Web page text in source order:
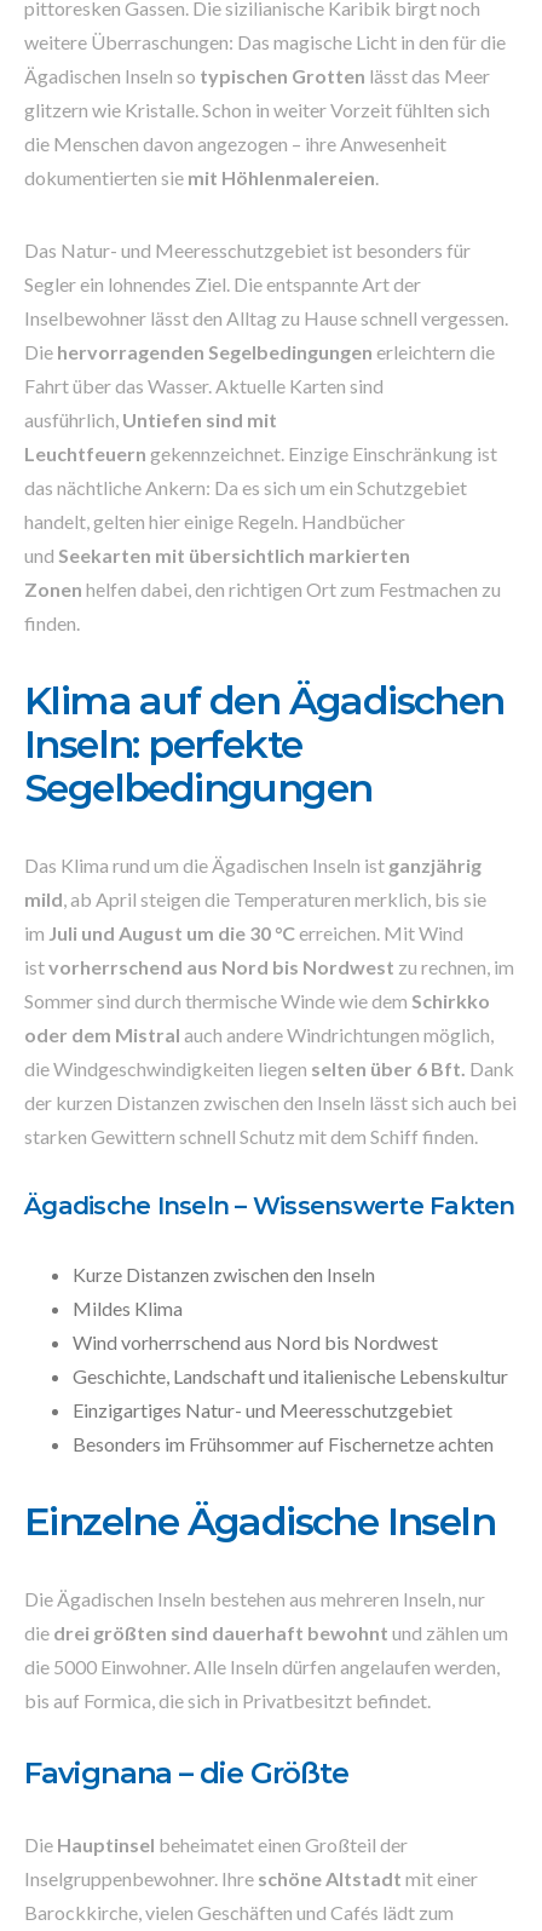
pittoresken Gassen. Die sizilianische Karibik birgt noch
weitere Überraschungen: Das magische Licht in den für die
Ägadischen Inseln so typischen Grotten lässt das Meer
glitzern wie Kristalle. Schon in weiter Vorzeit fühlten sich
die Menschen davon angezogen – ihre Anwesenheit
dokumentierten sie mit Höhlenmalereien.
Das Natur- und Meeresschutzgebiet ist besonders für
Segler ein lohnendes Ziel. Die entspannte Art der
Inselbewohner lässt den Alltag zu Hause schnell vergessen.
Die hervorragenden Segelbedingungen erleichtern die
Fahrt über das Wasser. Aktuelle Karten sind
ausführlich, Untiefen sind mit
Leuchtfeuern gekennzeichnet. Einzige Einschränkung ist
das nächtliche Ankern: Da es sich um ein Schutzgebiet
handelt, gelten hier einige Regeln. Handbücher
und Seekarten mit übersichtlich markierten
Zonen helfen dabei, den richtigen Ort zum Festmachen zu
finden.
Klima auf den Ägadischen
Inseln: perfekte
Segelbedingungen
Das Klima rund um die Ägadischen Inseln ist ganzjährig
mild, ab April steigen die Temperaturen merklich, bis sie
im Juli und August um die 30 °Cerreichen. Mit Wind
istvorherrschend aus Nord bis Nordwest zu rechnen, im
Sommer sind durch thermische Winde wie dem Schirkko
oder dem Mistral auch andere Windrichtungen möglich,
die Windgeschwindigkeiten liegen selten über 6 Bft. Dank
der kurzen Distanzen zwischen den Inseln lässt sich auch bei
starken Gewittern schnell Schutz mit dem Schiff finden.
Ägadische Inseln – Wissenswerte Fakten
Kurze Distanzen zwischen den Inseln
Mildes Klima
Wind vorherrschend aus Nord bis Nordwest
Geschichte, Landschaft und italienische Lebenskultur
Einzigartiges Natur- und Meeresschutzgebiet
Besonders im Frühsommer auf Fischernetze achten
Einzelne Ägadische Inseln
Die Ägadischen Inseln bestehen aus mehreren Inseln, nur
die drei größten sind dauerhaft bewohnt und zählen um
die 5000 Einwohner. Alle Inseln dürfen angelaufen werden,
bis auf Formica, die sich in Privatbesitzt befindet.
Favignana – die Größte
Die Hauptinsel beheimatet einen Großteil der
Inselgruppenbewohner. Ihre schöne Altstadt mit einer
Barockkirche, vielen Geschäften und Cafés lädt zum